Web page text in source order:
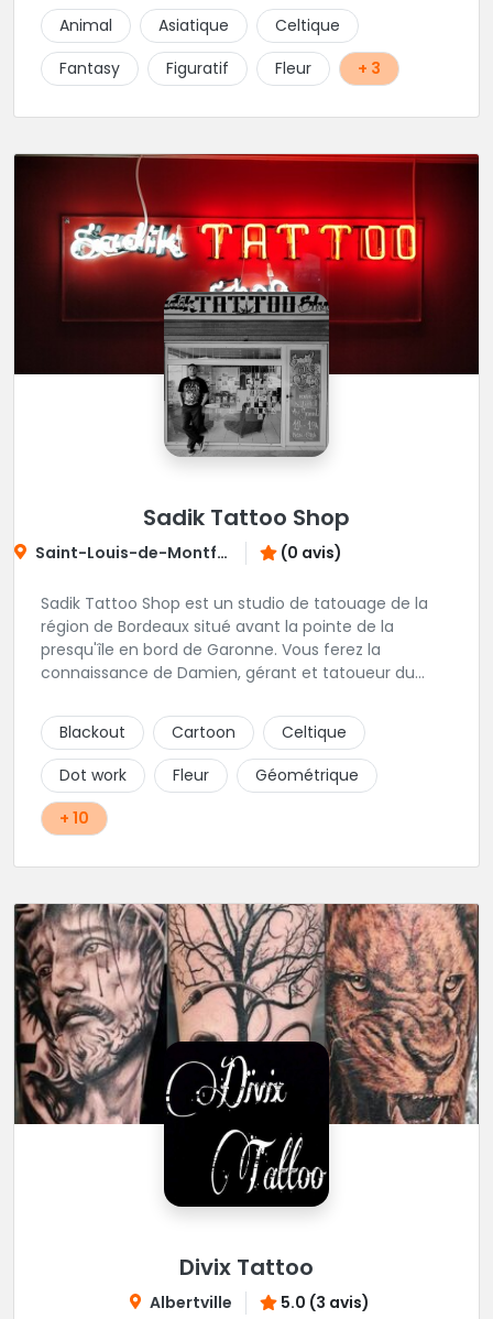
triés sur le volet pour vous offrir un large choix de
styles avec une qualité et une créativité
irréprochables.
Animal Asiatique
Celtique
Fantasy
Figuratif Fleur + 3
Sadik Tattoo Shop
Saint-Louis-de-Montferrand (0 avis)
Sadik Tattoo Shop est un studio de tatouage de la
région de Bordeaux situé avant la pointe de la
presqu'île en bord de Garonne. Vous ferez la
connaissance de Damien, gérant et tatoueur du
Blackout
Cartoon
Celtique
Dot work
Fleur
Géométrique
+ 10
Divix Tattoo
Albertville 5.0 (3 avis)